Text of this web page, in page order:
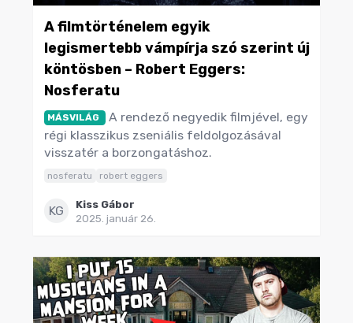
A filmtörténelem egyik
legismertebb vámpírja szó szerint új
köntösben – Robert Eggers:
Nosferatu
MÁSVILÁG
A rendező negyedik filmjével, egy
régi klasszikus zseniális feldolgozásával
visszatér a borzongatáshoz.
nosferatu robert eggers
KG
Kiss Gábor
2025. január 26.